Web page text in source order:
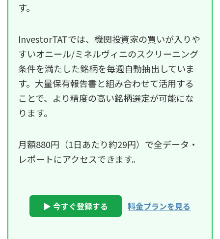
す。
InvestorTATでは、機関投資家の買いが入りや
すいオニール/ミネルヴィニのスクリーニング
条件を満たした銘柄を毎週自動抽出していま
す。大量保有報告書と組み合わせて活用する
ことで、より精度の高い銘柄選定が可能にな
ります。
月額880円（1日あたり約29円）で全データ・
レポートにアクセスできます。
▶ 今すぐ登録する 料金プランを見る